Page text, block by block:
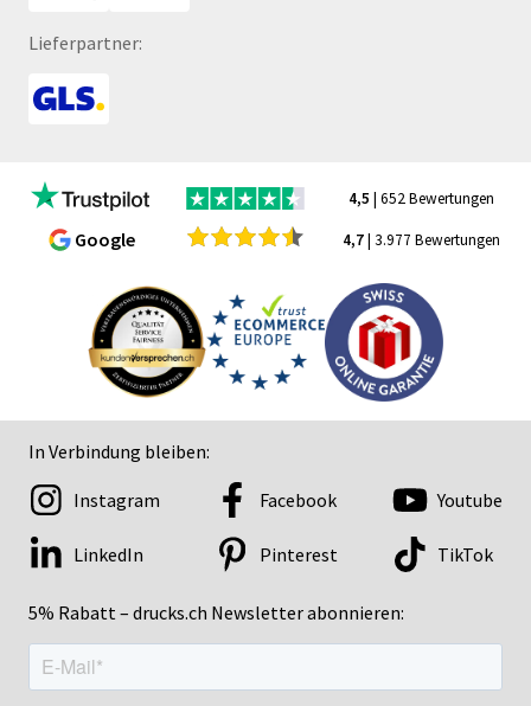
Lieferpartner:
4,5 | 652 Bewertungen
Google 4,7| 3.977 Bewertungen
In Verbindung bleiben:
5% Rabatt – drucks.ch Newsletter abonnieren:
Instagram Facebook Youtube
LinkedIn Pinterest TikTok